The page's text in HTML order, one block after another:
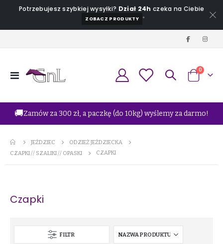
Potrzebujesz szybkiej wysyłki? Dział 24h czeka na Ciebie
ZOBACZ PRODUKTY *
Przełącznik
Koszyk
0
🚚Zamów za 300 zł, a paczkę (do 10kg) wyślemy za darmo!
JEŹDZIEC
ODZIEŻ JEŹDZIECKA
CZAPKI // SZALIKI // OPASKI
CZAPKI
Czapki
FILTR